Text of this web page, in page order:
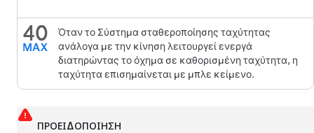
Όταν το Σύστημα σταθεροποίησης ταχύτητας
ανάλογα με την κίνηση λειτουργεί ενεργά
διατηρώντας το όχημα σε καθορισμένη ταχύτητα, η
ταχύτητα επισημαίνεται με μπλε κείμενο.
ΠΡΟΕΙΔΟΠΟΊΗΣΗ